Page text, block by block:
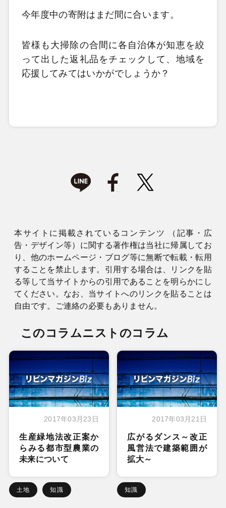
今年度中の寄附はまだ間に合います。
皆様も大掃除の合間に各自治体が知恵を絞
って出した返礼品をチェックして、地域を
応援してみてはいかがでしょうか？
本サイトに掲載されているコンテンツ （記事・広
告・デザイン等）に関する著作権は当社に帰属してお
り、他のホームページ・ブログ等に無断で転載・転用
することを禁止します。引用する場合は、リンクを貼
る等して当サイトからの引用であることを明らかにし
てください。なお、当サイトへのリンクを貼ることは
自由です。ご連絡の必要もありません。
このコラムニストのコラム
2017年03月23日
生産緑地法改正案か
らみる都市型農業の
未来について
土地 知識
2017年03月21日
広がるダンス～改正
風営法で建築範囲が
拡大～
知識